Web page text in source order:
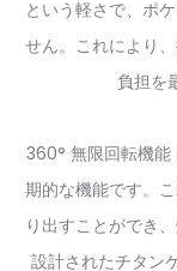
という軽さで、ポ
せん。これにより
負担を
360° 無限回転機能
期的な機能です。
り出すことができ
設計されたチタン